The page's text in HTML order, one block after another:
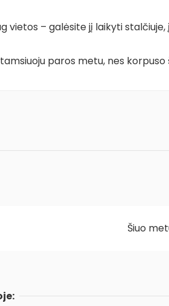
vietos – galėsite jį laikyti
paros metu, nes korpuso
Šiuo